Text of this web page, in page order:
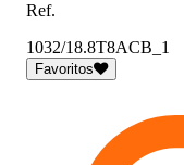
Ref.
1032/18.8T8ACB_1
Favoritos